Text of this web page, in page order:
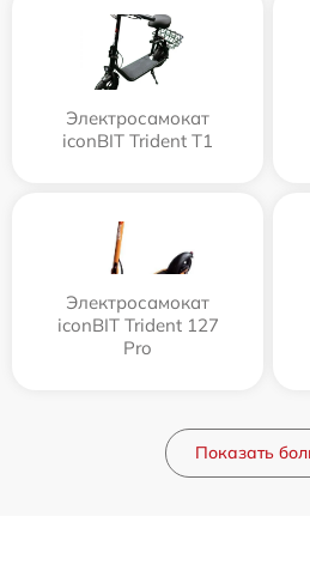
Электросамокат
iconBIT Trident T1
Электросамокат
iconBIT Trident 127
Pro
Показать